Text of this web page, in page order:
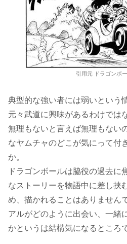
引用元 ドラゴンボ
典型的な強い者には弱いという
元々武道に興味があるわけでは
無理もないと言えば無理もない
なヤムチャのどこが気にって付
か。
ドラゴンボールは脇役の過去に
なストーリーを物語中に差し挟
め、描かれることはありません
アルがどのように出会い、一緒
かというは結構気になるところ